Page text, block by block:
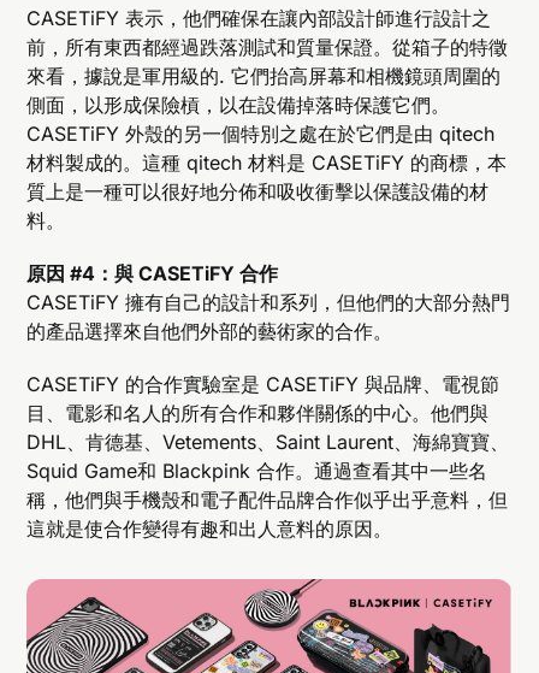
CASETiFY 表示，他們確保在讓內部設計師進行設計之
前，所有東西都經過跌落測試和質量保證。從箱子的特徵
來看，據說是軍用級的. 它們抬高屏幕和相機鏡頭周圍的
側面，以形成保險槓，以在設備掉落時保護它們。
CASETiFY 外殼的另一個特別之處在於它們是由 qitech
材料製成的。這種 qitech 材料是 CASETiFY 的商標，本
質上是一種可以很好地分佈和吸收衝擊以保護設備的材
料。
原因 #4：與 CASETiFY 合作
CASETiFY 擁有自己的設計和系列，但他們的大部分熱門
的產品選擇來自他們外部的藝術家的合作。
CASETiFY 的合作實驗室是 CASETiFY 與品牌、電視節
目、電影和名人的所有合作和夥伴關係的中心。他們與
DHL、肯德基、Vetements、Saint Laurent、海綿寶寶、
Squid Game和 Blackpink 合作。通過查看其中一些名
稱，他們與手機殼和電子配件品牌合作似乎出乎意料，但
這就是使合作變得有趣和出人意料的原因。